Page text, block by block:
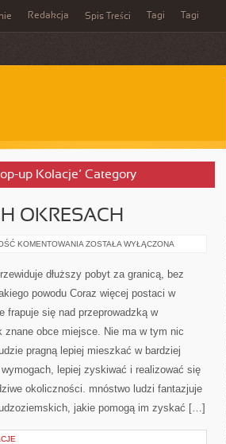
Redakcja Spis Treści Tagi Tagi
up Kolacje’ Category
OKRESACH
KOMENTOWANIA DUŻO
BIEŻĄCYCH
OKRESACH
ZOSTAŁA WYŁĄCZONA
dłuższy pobyt za granicą, bez
powodu Coraz więcej postaci w
frapuje się nad przeprowadzką w
znane obce miejsce. Nie ma w tym nic
pragną lepiej mieszkać w bardziej
lepiej zyskiwać i realizować się
okoliczności. mnóstwo ludzi fantazjuje
jakie pomogą im zyskać […]